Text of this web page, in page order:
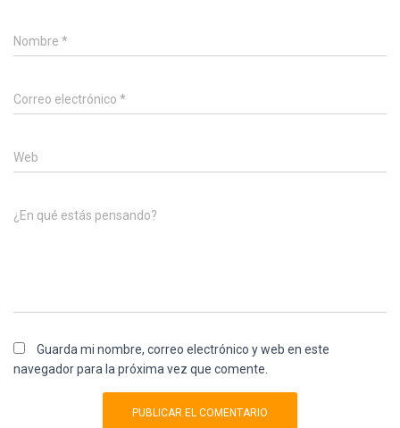
Nombre *
Correo electrónico *
Web
¿En qué estás pensando?
Guarda mi nombre, correo electrónico y web en este
navegador para la próxima vez que comente.